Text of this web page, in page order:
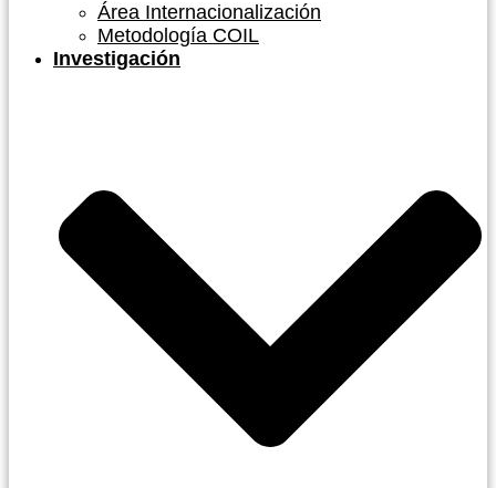
Área Internacionalización
Metodología COIL
Investigación